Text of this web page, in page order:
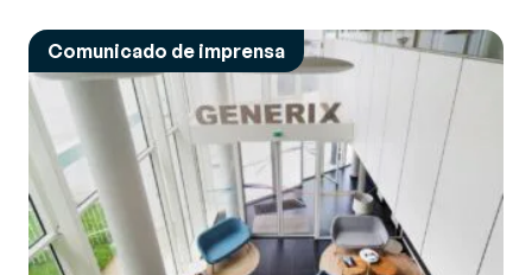
Comunicado de imprensa